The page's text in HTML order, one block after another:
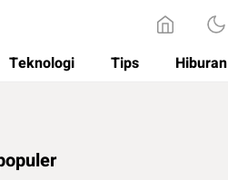
Teknologi Tips Hiburan